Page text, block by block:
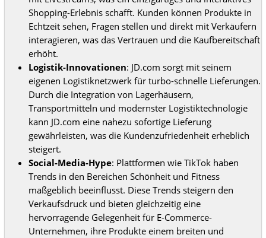
Shopping-Erlebnis schafft. Kunden können Produkte in
Echtzeit sehen, Fragen stellen und direkt mit Verkäufern
interagieren, was das Vertrauen und die Kaufbereitschaft
erhöht.
Logistik-Innovationen: JD.com sorgt mit seinem
eigenen Logistiknetzwerk für turbo-schnelle Lieferungen.
Durch die Integration von Lagerhäusern,
Transportmitteln und modernster Logistiktechnologie
kann JD.com eine nahezu sofortige Lieferung
gewährleisten, was die Kundenzufriedenheit erheblich
steigert.
Social-Media-Hype: Plattformen wie TikTok haben
Trends in den Bereichen Schönheit und Fitness
maßgeblich beeinflusst. Diese Trends steigern den
Verkaufsdruck und bieten gleichzeitig eine
hervorragende Gelegenheit für E-Commerce-
Unternehmen, ihre Produkte einem breiten und